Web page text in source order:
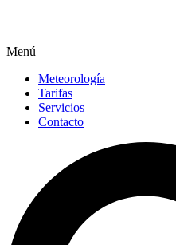
Menú
Meteorología
Tarifas
Servicios
Contacto